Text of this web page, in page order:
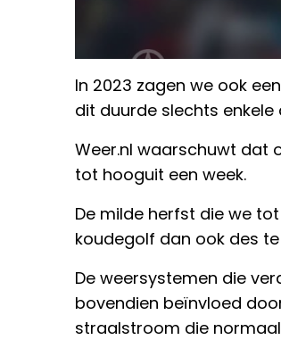
In 2023 zagen we ook
dit duurde slechts enkele
Weer.nl waarschuwt dat
tot hooguit een week.
De milde herfst die we
koudegolf dan ook des
De weersystemen die
bovendien beïnvloed
straalstroom die